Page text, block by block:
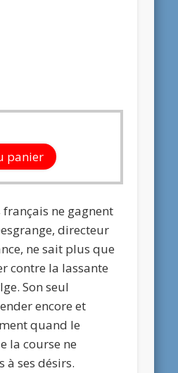
panier
français ne gagnent
directeur
ne sait plus que
contre la lassante
Son seul
encore et
quand le
la course ne
à ses désirs.